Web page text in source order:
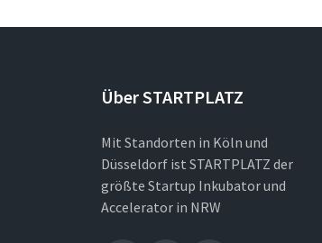
Über STARTPLATZ
Mit Standorten in Köln und
Düsseldorf ist STARTPLATZ der
größte Startup Inkubator und
Accelerator in NRW